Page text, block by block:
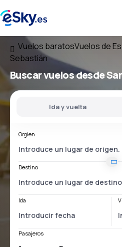
Vuelos baratosVuelos de
Sebastián
Buscar vuelosdesde
Ida y vuelta
Orgien
Destino
Ida
Pasajeros